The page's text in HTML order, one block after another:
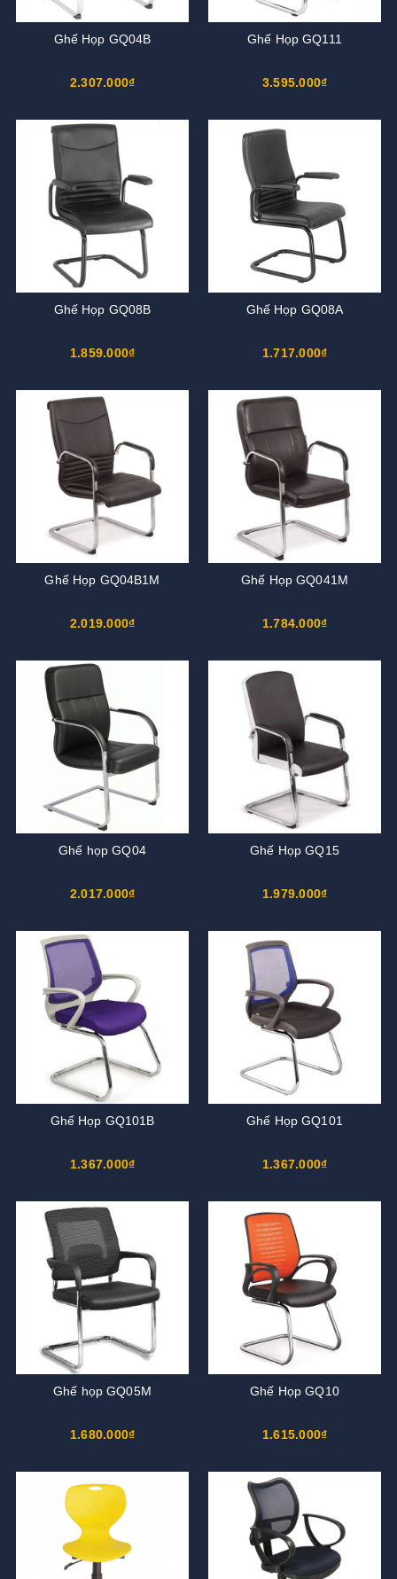
Ghế Họp GQ04B
2.307.000₫
Ghế Họp GQ111
3.595.000₫
Ghế Họp GQ08B
1.859.000₫
Ghế Họp GQ08A
1.717.000₫
Ghế Họp GQ04B1M
2.019.000₫
Ghế Họp GQ041M
1.784.000₫
Ghế họp GQ04
2.017.000₫
Ghế Họp GQ15
1.979.000₫
Ghế Họp GQ101B
1.367.000₫
Ghế Họp GQ101
1.367.000₫
Ghế họp GQ05M
1.680.000₫
Ghế Họp GQ10
1.615.000₫